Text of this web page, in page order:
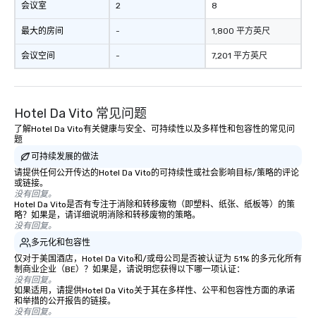
会议室
最大的房间
会议空间
2
-
-
8
1,800 平方英尺
7,201 平方英尺
Hotel Da Vito 常见问题
了解Hotel Da Vito有关健康与安全、可持续性以及多样性和包容性的常见问
题
可持续发展的做法
请提供任何公开传达的Hotel Da Vito的可持续性或社会影响目标/策略的评论
或链接。
没有回复。
Hotel Da Vito是否有专注于消除和转移废物（即塑料、纸张、纸板等）的策
略？如果是，请详细说明消除和转移废物的策略。
没有回复。
多元化和包容性
仅对于美国酒店，Hotel Da Vito和/或母公司是否被认证为 51% 的多元化所有
制商业企业（BE）？如果是，请说明您获得以下哪一项认证：
没有回复。
如果适用，请提供Hotel Da Vito关于其在多样性、公平和包容性方面的承诺
和举措的公开报告的链接。
没有回复。